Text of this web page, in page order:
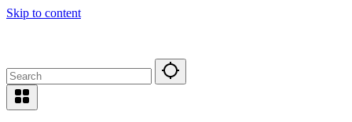
Skip to content